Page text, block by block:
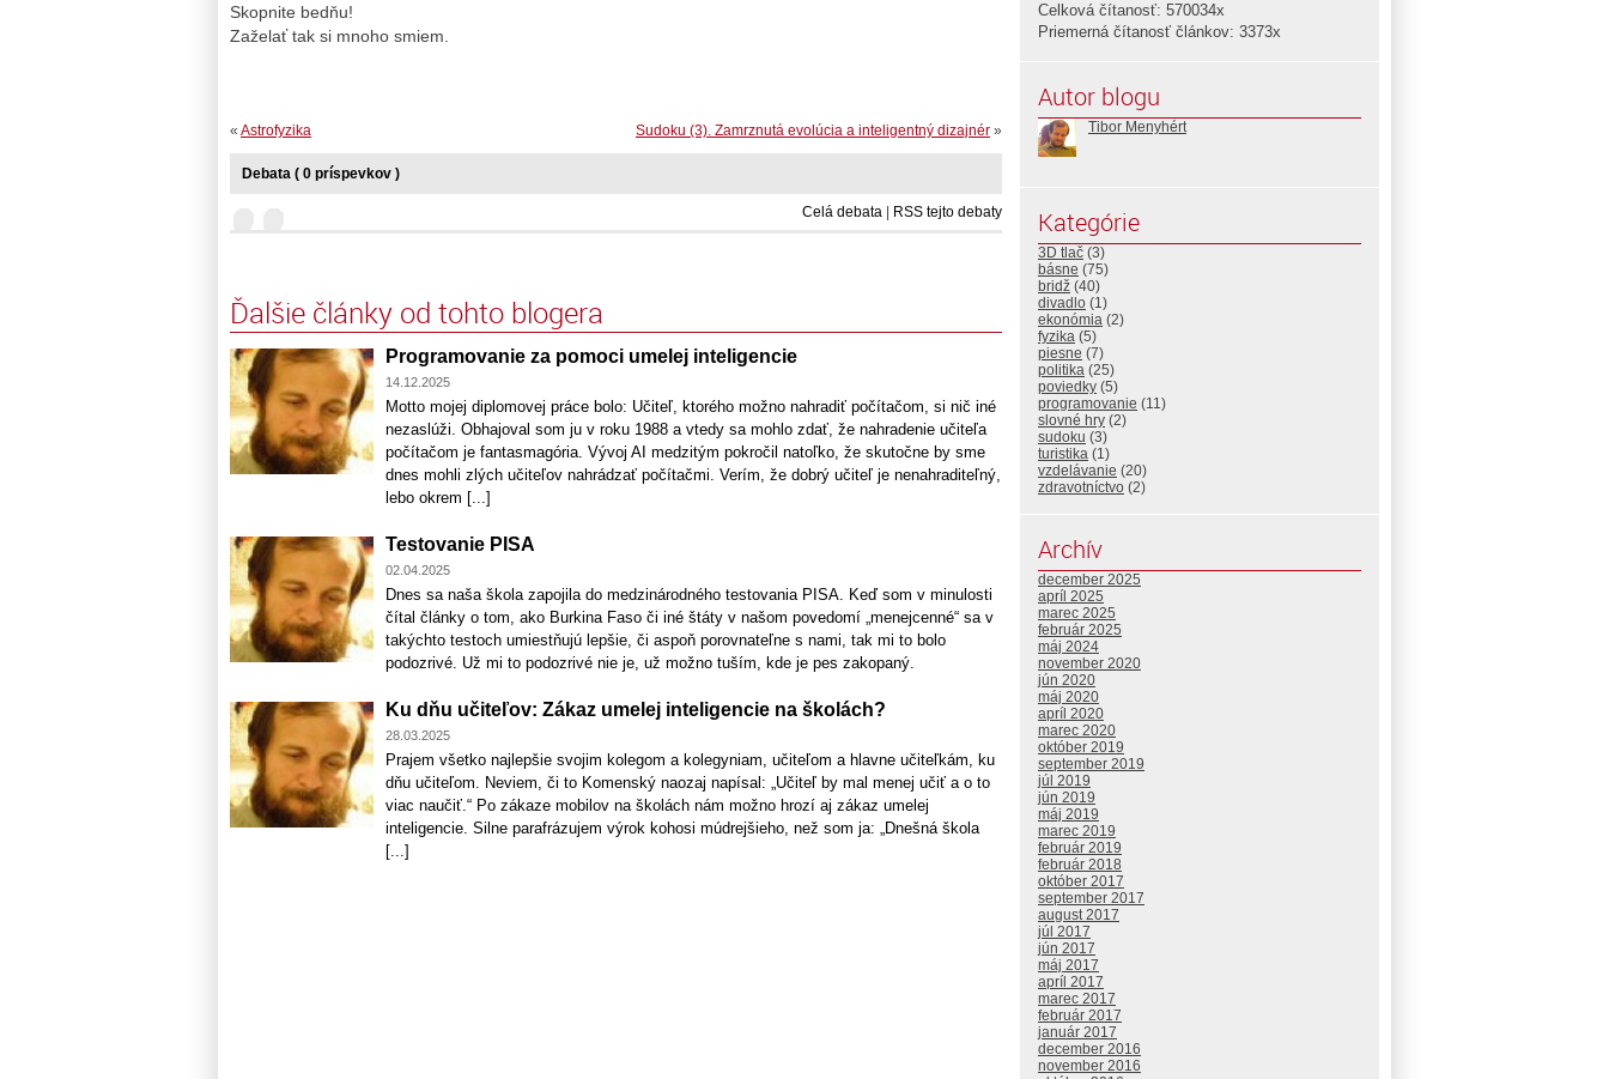
Skopnite bedňu!
Zaželať tak si mnoho smiem.
Sudoku (3). Zamrznutá evolúcia a inteligentný dizajnér »
« Astrofyzika
Debata ( 0 príspevkov )
Celá debata | RSS tejto debaty
Ďalšie články od tohto blogera
Programovanie za pomoci umelej inteligencie
14.12.2025
Motto mojej diplomovej práce bolo: Učiteľ, ktorého možno nahradiť počítačom, si nič iné
nezaslúži. Obhajoval som ju v roku 1988 a vtedy sa mohlo zdať, že nahradenie učiteľa
počítačom je fantasmagória. Vývoj AI medzitým pokročil natoľko, že skutočne by sme
dnes mohli zlých učiteľov nahrádzať počítačmi. Verím, že dobrý učiteľ je nenahraditeľný,
lebo okrem [...]
Testovanie PISA
02.04.2025
Dnes sa naša škola zapojila do medzinárodného testovania PISA. Keď som v minulosti
čítal články o tom, ako Burkina Faso či iné štáty v našom povedomí „menejcenné“ sa v
takýchto testoch umiestňujú lepšie, či aspoň porovnateľne s nami, tak mi to bolo
podozrivé. Už mi to podozrivé nie je, už možno tuším, kde je pes zakopaný.
Ku dňu učiteľov: Zákaz umelej inteligencie na školách?
28.03.2025
Prajem všetko najlepšie svojim kolegom a kolegyniam, učiteľom a hlavne učiteľkám, ku
dňu učiteľom. Neviem, či to Komenský naozaj napísal: „Učiteľ by mal menej učiť a o to
viac naučiť.“ Po zákaze mobilov na školách nám možno hrozí aj zákaz umelej
inteligencie. Silne parafrázujem výrok kohosi múdrejšieho, než som ja: „Dnešná škola
[...]
Celková čítanosť: 570034x
Priemerná čítanosť článkov: 3373x
Autor blogu
Tibor Menyhért
Kategórie
3D tlač (3)
básne (75)
bridž (40)
divadlo (1)
ekonómia (2)
fyzika (5)
piesne (7)
politika (25)
poviedky (5)
programovanie (11)
slovné hry (2)
sudoku (3)
turistika (1)
vzdelávanie (20)
zdravotníctvo (2)
Archív
december 2025
apríl 2025
marec 2025
február 2025
máj 2024
november 2020
jún 2020
máj 2020
apríl 2020
marec 2020
október 2019
september 2019
júl 2019
jún 2019
máj 2019
marec 2019
február 2019
február 2018
október 2017
september 2017
august 2017
júl 2017
jún 2017
máj 2017
apríl 2017
marec 2017
február 2017
január 2017
december 2016
november 2016